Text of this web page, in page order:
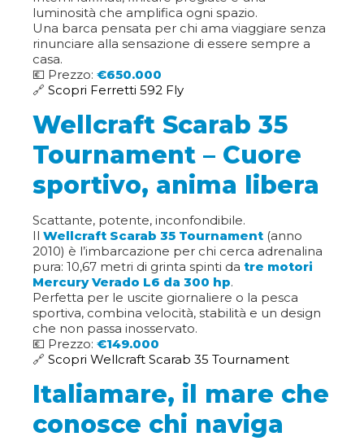
luminosità che amplifica ogni spazio.
Una barca pensata per chi ama viaggiare senza
rinunciare alla sensazione di essere sempre a
casa.
💶 Prezzo: €650.000
🔗 Scopri Ferretti 592 Fly
Wellcraft Scarab 35
Tournament – Cuore
sportivo, anima libera
Scattante, potente, inconfondibile.
Il Wellcraft Scarab 35 Tournament (anno
2010) è l’imbarcazione per chi cerca adrenalina
pura: 10,67 metri di grinta spinti da tre motori
Mercury Verado L6 da 300 hp.
Perfetta per le uscite giornaliere o la pesca
sportiva, combina velocità, stabilità e un design
che non passa inosservato.
💶 Prezzo: €149.000
🔗 Scopri Wellcraft Scarab 35 Tournament
Italiamare, il mare che
conosce chi naviga